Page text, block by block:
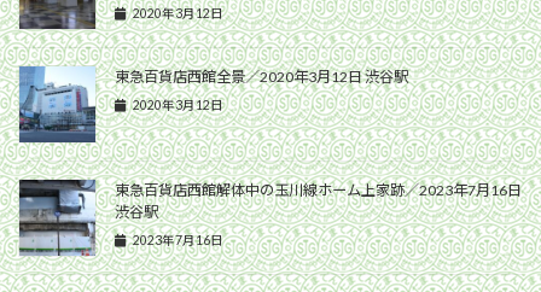
2020年3月12日
東急百貨店西館全景／2020年3月12日 渋谷駅
2020年3月12日
東急百貨店西館解体中の玉川線ホーム上家跡／2023年7月16日
渋谷駅
2023年7月16日